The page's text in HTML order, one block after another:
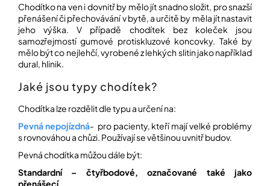
PRÁVĚ
DĚJE
VAŠE
SLOVA,
NAŠE
INSPIRACE
ZÁBAVA,
KTERÁ
POSÍLÍ
PAMĚŤ
KONCENTRACI
BAZAR
Chodítko na ven i dovnitř by mělo jít snadno složit, pro snazší
přenášení či přechovávání v bytě, a určitě by měla jít nastavit
jeho výška. V případě chodítek bez koleček jsou
samozřejmostí gumové protiskluzové koncovky. Také by
mělo být co nejlehčí, vyrobené z lehkých slitin jako například
dural, hlinik.
Jaké jsou typy chodítek?
Chodítka lze rozdělit dle typu a určení na:
Pevná nepojízdná- pro pacienty, kteří mají velké problémy
s rovnováhou a chůzi. Používají se většinou uvnitř budov.
Pevná chodítka můžou dále být:
Standardní – čtyřbodové, označované také jako
přenášecí
HLEDAT
D
o
p
u
č